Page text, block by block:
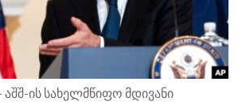
HEALTH
აშშ-ის სახელმწიფო მდივანი